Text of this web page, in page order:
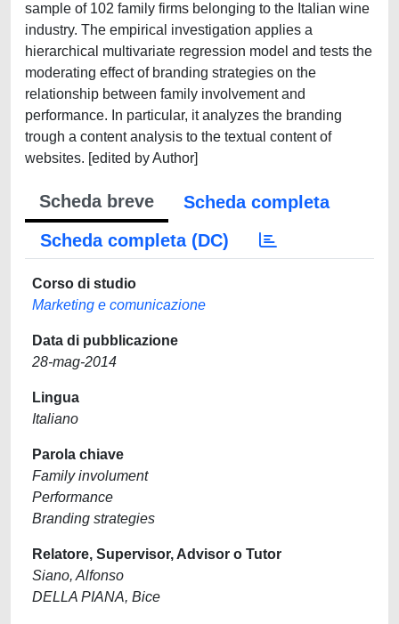
sample of 102 family firms belonging to the Italian wine
industry. The empirical investigation applies a
hierarchical multivariate regression model and tests the
moderating effect of branding strategies on the
relationship between family involvement and
performance. In particular, it analyzes the branding
trough a content analysis to the textual content of
websites. [edited by Author]
Scheda breve
Scheda completa
Scheda completa (DC)
Corso di studio
Marketing e comunicazione
Data di pubblicazione
28-mag-2014
Lingua
Italiano
Parola chiave
Family involument
Performance
Branding strategies
Relatore, Supervisor, Advisor o Tutor
Siano, Alfonso
DELLA PIANA, Bice